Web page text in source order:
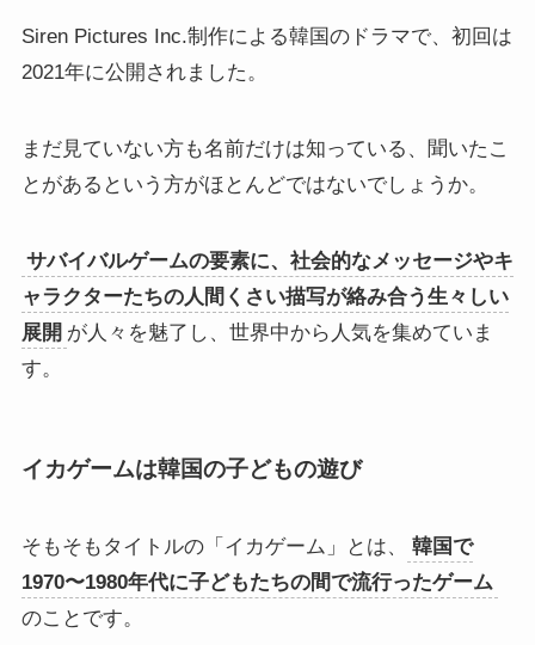
Siren Pictures Inc.制作による韓国のドラマで、初回は
2021年に公開されました。
まだ見ていない方も名前だけは知っている、聞いたこ
とがあるという方がほとんどではないでしょうか。
サバイバルゲームの要素に、社会的なメッセージやキ
ャラクターたちの人間くさい描写が絡み合う生々しい
展開 が人々を魅了し、世界中から人気を集めていま
す。
イカゲームは韓国の子どもの遊び
そもそもタイトルの「イカゲーム」とは、
韓国で
1970〜1980年代に子どもたちの間で流行ったゲーム
のことです。